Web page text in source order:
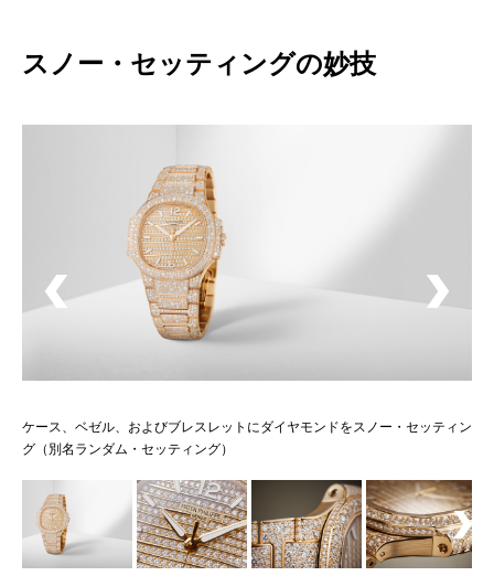
スノー・セッティングの妙技
ケース、ベゼル、およびブレスレットにダイヤモンドをスノー・セッティン
グ（別名ランダム・セッティング）